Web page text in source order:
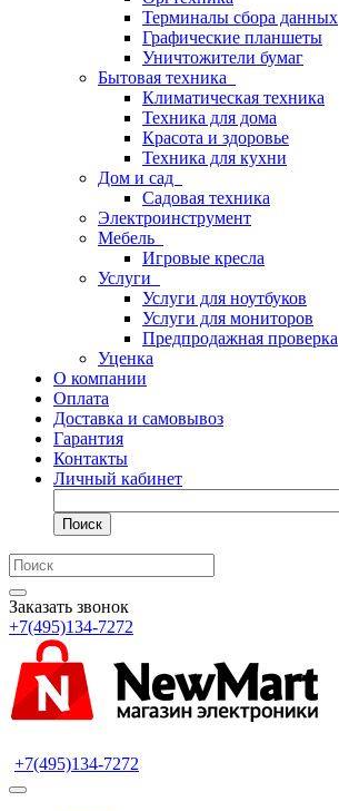
Терминалы сбора данных
Графические планшеты
Уничтожители бумаг
Бытовая техника
Климатическая техника
Техника для дома
Красота и здоровье
Техника для кухни
Дом и сад
Садовая техника
Электроинструмент
Мебель
Игровые кресла
Услуги
Услуги для ноутбуков
Услуги для мониторов
Предпродажная проверка
Уценка
О компании
Оплата
Доставка и самовывоз
Гарантия
Контакты
Личный кабинет
Поиск
Заказать звонок
+7(495)134-7272
+7(495)134-7272